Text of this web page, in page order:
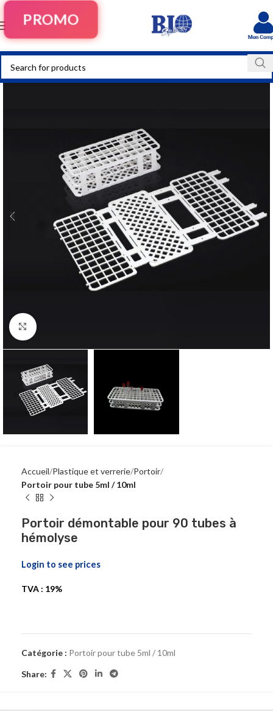
PROMO
Click to enlarge
Accueil Plastique et verrerie Portoir
Portoir pour tube 5ml / 10ml
Portoir démontable pour 90 tubes à
hémolyse
Login to see prices
TVA : 19%
Catégorie : Portoir pour tube 5ml / 10ml
Share: